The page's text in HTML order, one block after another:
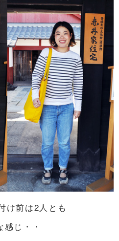
け前は2人とも
感じ・・